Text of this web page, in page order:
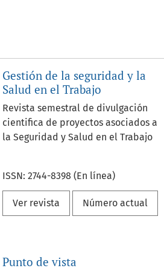
Gestión de la seguridad y la
Salud en el Trabajo
Revista semestral de divulgación
cientifica de proyectos asociados a
la Seguridad y Salud en el Trabajo
ISSN: 2744-8398 (En línea)
Ver revista Número actual
Punto de vista